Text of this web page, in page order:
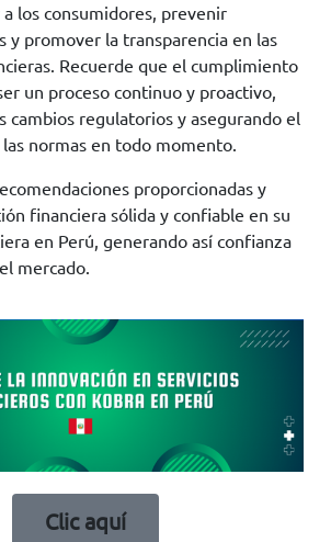
los consumidores, prevenir
y promover la transparencia en las
Recuerde que el cumplimiento
un proceso continuo y proactivo,
cambios regulatorios y asegurando el
normas en todo momento.
proporcionadas y
financiera sólida y confiable en su
en Perú, generando así confianza
mercado.
Clic aquí